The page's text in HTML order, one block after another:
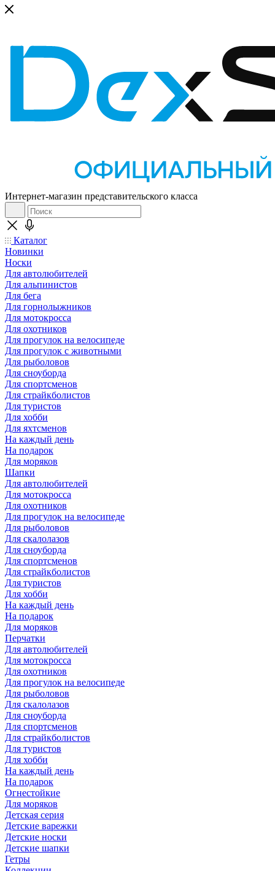
Интернет-магазин представительского класса
Каталог
Новинки
Носки
Для автолюбителей
Для альпинистов
Для бега
Для горнолыжников
Для мотокросса
Для охотников
Для прогулок на велосипеде
Для прогулок с животными
Для рыболовов
Для сноуборда
Для спортсменов
Для страйкболистов
Для туристов
Для хобби
Для яхтсменов
На каждый день
На подарок
Для моряков
Шапки
Для автолюбителей
Для мотокросса
Для охотников
Для прогулок на велосипеде
Для рыболовов
Для скалолазов
Для сноуборда
Для спортсменов
Для страйкболистов
Для туристов
Для хобби
На каждый день
На подарок
Для моряков
Перчатки
Для автолюбителей
Для мотокросса
Для охотников
Для прогулок на велосипеде
Для рыболовов
Для скалолазов
Для сноуборда
Для спортсменов
Для страйкболистов
Для туристов
Для хобби
На каждый день
На подарок
Огнестойкие
Для моряков
Детская серия
Детские варежки
Детские носки
Детские шапки
Гетры